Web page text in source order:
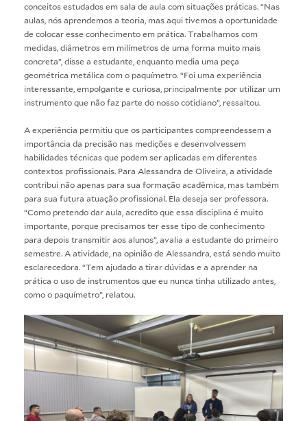
conceitos estudados em sala de aula com situações práticas. “Nas
aulas, nós aprendemos a teoria, mas aqui tivemos a oportunidade
de colocar esse conhecimento em prática. Trabalhamos com
medidas, diâmetros em milímetros de uma forma muito mais
concreta”, disse a estudante, enquanto media uma peça
geométrica metálica com o paquímetro. “Foi uma experiência
interessante, empolgante e curiosa, principalmente por utilizar um
instrumento que não faz parte do nosso cotidiano”, ressaltou.
A experiência permitiu que os participantes compreendessem a
importância da precisão nas medições e desenvolvessem
habilidades técnicas que podem ser aplicadas em diferentes
contextos profissionais. Para Alessandra de Oliveira, a atividade
contribui não apenas para sua formação acadêmica, mas também
para sua futura atuação profissional. Ela deseja ser professora.
“Como pretendo dar aula, acredito que essa disciplina é muito
importante, porque precisamos ter esse tipo de conhecimento
para depois transmitir aos alunos”, avalia a estudante do primeiro
semestre. A atividade, na opinião de Alessandra, está sendo muito
esclarecedora. “Tem ajudado a tirar dúvidas e a aprender na
prática o uso de instrumentos que eu nunca tinha utilizado antes,
como o paquímetro”, relatou.